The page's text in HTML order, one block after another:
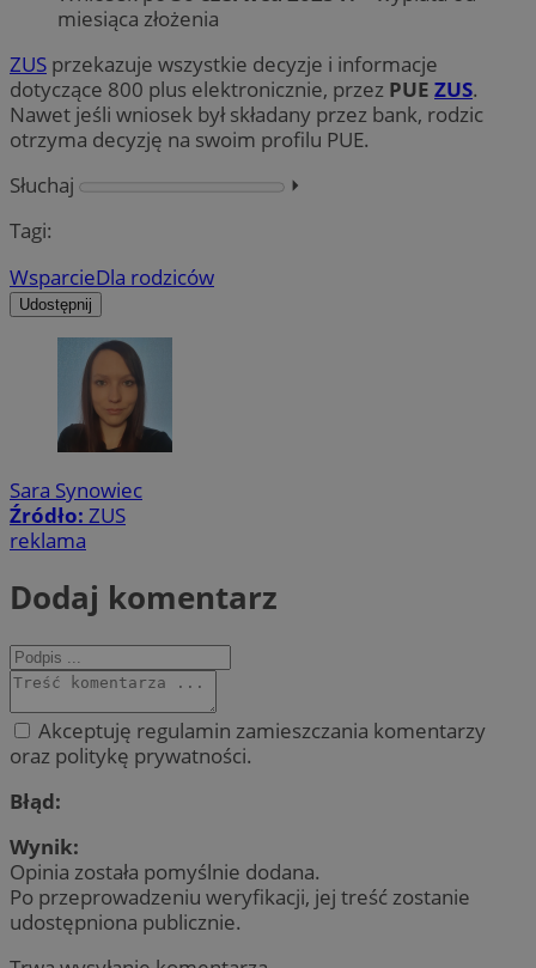
miesiąca złożenia
ZUS przekazuje wszystkie decyzje i informacje
dotyczące 800 plus elektronicznie, przez PUE ZUS.
Nawet jeśli wniosek był składany przez bank, rodzic
otrzyma decyzję na swoim profilu PUE.
Słuchaj
⏵︎
Tagi:
WsparcieDla rodziców
Udostępnij
Sara Synowiec
Źródło: ZUS
reklama
Dodaj komentarz
Akceptuję regulamin zamieszczania komentarzy
oraz politykę prywatności.
Błąd:
Wynik:
Opinia została pomyślnie dodana.
Po przeprowadzeniu weryfikacji, jej treść zostanie
udostępniona publicznie.